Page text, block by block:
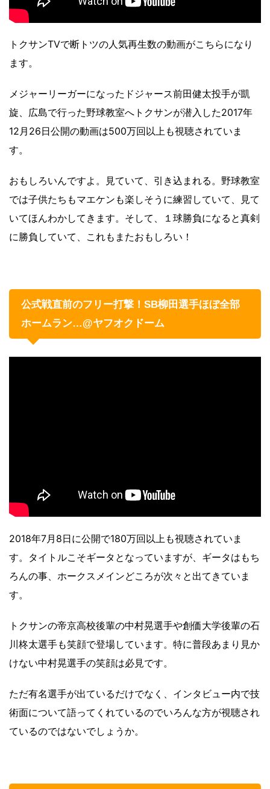
トクサンTVで断トツの人気再生数の動画がこちらになり
ます。
メジャーリーガーになったドジャース前田健太投手が凱
旋、広島で行った野球教室へトクサンが潜入した2017年
12月26日公開の動画は500万回以上も視聴されていま
す。
おもしろいんですよ。見ていて、引き込まれる。野球教室
では子供たちもマエケンも楽しそうに練習していて、見て
いてほんわかしてきます。そして、１球勝負になると真剣
に勝負していて、これもまたおもしろい！
公式戦直前のフリー打撃！SB柳田選手ほぼ全部
ホームラン…@ヤフオクドーム
2018年7月8日に公開で180万回以上も視聴されていま
す。タイトルこそギータとなっていますが、ギータはもち
ろんの事、ホークスメインどころが次々と出てきていま
す。
トクサンの帝京高校後輩の中村晃選手や創価大学後輩の石
川柊太選手も笑顔で登場しています。特に普段あまり見か
けない中村晃選手の笑顔は必見です。
ただ有名選手が出ているだけでなく、インタビュー内で技
術面について語ってくれているのでいろんな方が視聴され
ているのではないでしょうか。